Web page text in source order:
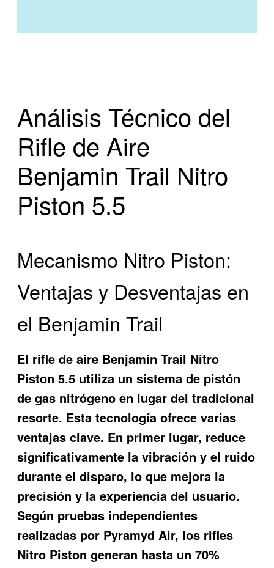
Análisis Técnico del
Rifle de Aire
Benjamin Trail Nitro
Piston 5.5
Mecanismo Nitro Piston:
Ventajas y Desventajas en
el Benjamin Trail
El rifle de aire Benjamin Trail Nitro
Piston 5.5 utiliza un sistema de pistón
de gas nitrógeno en lugar del tradicional
resorte. Esta tecnología ofrece varias
ventajas clave. En primer lugar, reduce
significativamente la vibración y el ruido
durante el disparo, lo que mejora la
precisión y la experiencia del usuario.
Según pruebas independientes
realizadas por Pyramyd Air, los rifles
Nitro Piston generan hasta un 70%